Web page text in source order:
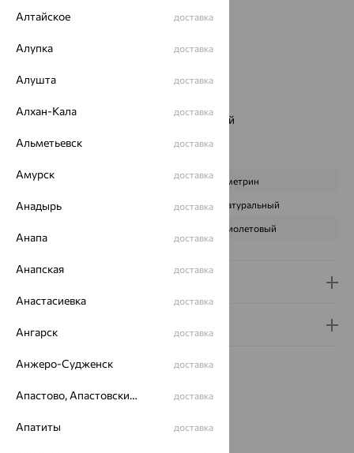
Проба:
Вставка:
Цвет вставки:
Наименование цвета вставки:
Фиолетовый
Серьги Вид:
ВИД КАМНЯ Аметрин
ПРОИСХОЖДЕНИЕ Натуральный
Фиолетовый
Похожие изделия
Алтайское доставка
Алупка доставка
Алушта доставка
Алхан-Кала доставка
Альметьевск доставка
Амурск доставка
Анадырь доставка
Анапа доставка
Анапская доставка
Анастасиевка доставка
Ангарск доставка
Анжеро-Судженск доставка
Апастово, Апастовский район доставка
Апатиты доставка